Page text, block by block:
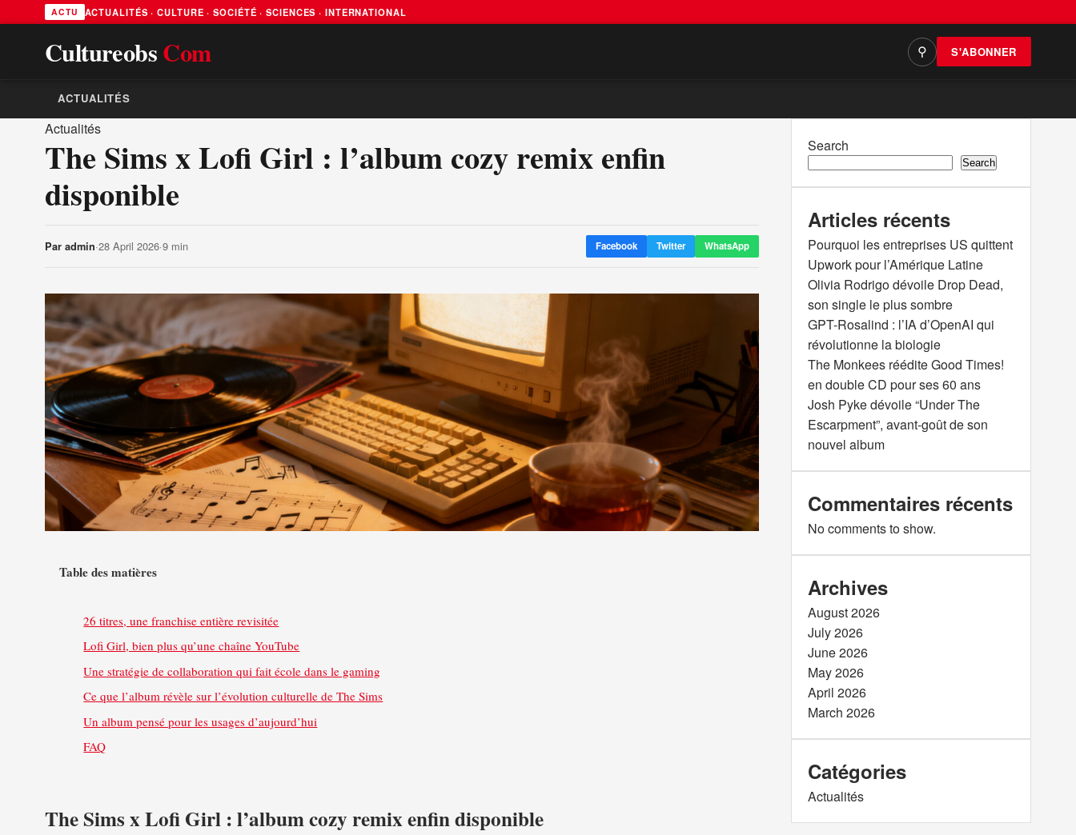
ACTU ACTUALITÉS · CULTURE · SOCIÉTÉ · SCIENCES · INTERNATIONAL
CultureobsCom ⚲ S'ABONNER
ACTUALITÉS
Actualités
The Sims x Lofi Girl : l’album cozy remix enfin
disponible
Par admin·28 April 2026·9 min Facebook Twitter WhatsApp
Table des matières
26 titres, une franchise entière revisitée
Lofi Girl, bien plus qu’une chaîne YouTube
Une stratégie de collaboration qui fait école dans le gaming
Ce que l’album révèle sur l’évolution culturelle de The Sims
Un album pensé pour les usages d’aujourd’hui
FAQ
The Sims x Lofi Girl : l’album cozy remix enfin disponible
Search
Search
Articles récents
Pourquoi les entreprises US quittent
Upwork pour l’Amérique Latine
Olivia Rodrigo dévoile Drop Dead,
son single le plus sombre
GPT-Rosalind : l’IA d’OpenAI qui
révolutionne la biologie
The Monkees réédite Good Times!
en double CD pour ses 60 ans
Josh Pyke dévoile “Under The
Escarpment”, avant-goût de son
nouvel album
Commentaires récents
No comments to show.
Archives
August 2026
July 2026
June 2026
May 2026
April 2026
March 2026
Catégories
Actualités